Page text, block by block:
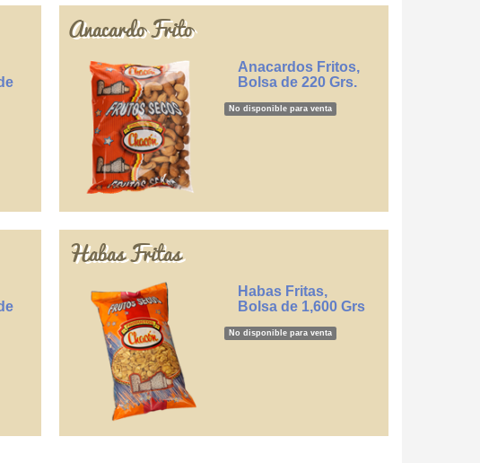
Anacardo Frito
Anacardos Fritos,
Bolsa de 220 Grs.
No disponible para venta
Habas Fritas
Habas Fritas,
Bolsa de 1,600 Grs
No disponible para venta